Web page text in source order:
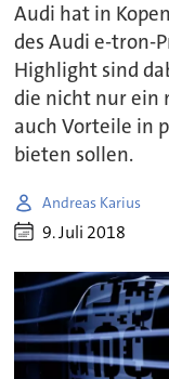
Audi hat in
des Audi e-tron-
Highlight sind
die nicht nur ein
auch Vorteile in
bieten sollen.
Andreas Karius
9. Juli 2018